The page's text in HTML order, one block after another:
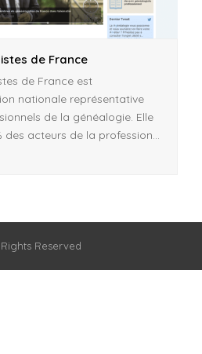
de France
de France est
nationale représentative
de la généalogie. Elle
des acteurs de la profession…
Rights Reserved